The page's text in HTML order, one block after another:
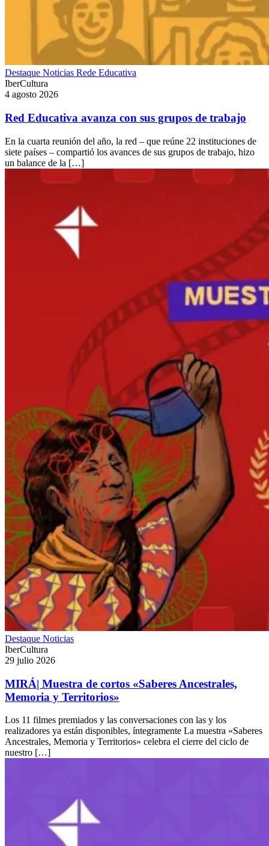
Destaque Noticias Rede Educativa
IberCultura
4 agosto 2026
Red Educativa avanza con sus grupos de trabajo
En la cuarta reunión del año, la red – que reúne 22 instituciones de
siete países – compartió los avances de sus grupos de trabajo, hizo
un balance de la […]
Destaque Noticias
IberCultura
29 julio 2026
MIRÁ| Muestra de cortos «Saberes Ancestrales,
Memoria y Territorios»
Los 11 filmes premiados y las conversaciones con las y los
realizadores ya están disponibles, íntegramente La muestra «Saberes
Ancestrales, Memoria y Territorios» celebra el cierre del ciclo de
nuestro […]